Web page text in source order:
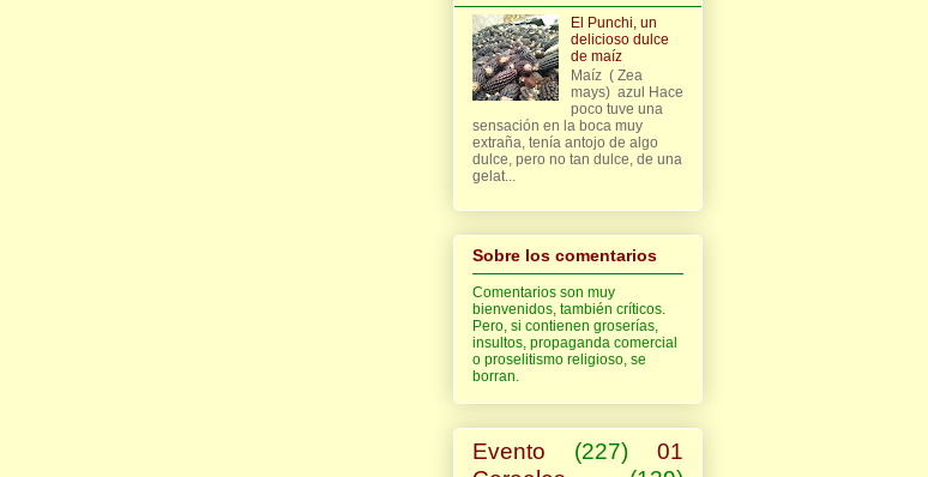
El Punchi, un
delicioso dulce
de maíz
Maíz ( Zea
mays) azul Hace
poco tuve una
sensación en la boca muy
extraña, tenía antojo de algo
dulce, pero no tan dulce, de una
gelat...
Sobre los comentarios
Comentarios son muy
bienvenidos, también críticos.
Pero, si contienen groserías,
insultos, propaganda comercial
o proselitismo religioso, se
borran.
Evento (227)
01